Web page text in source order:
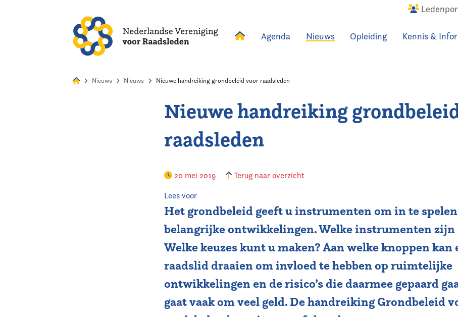
Agenda Nieuws Opleiding Kennis &
Nieuws Nieuws Nieuwe handreiking grondbeleid voor raadsleden
Nieuwe handreiking
raadsleden
20 mei 2019 Terug naar overzicht
Lees voor
Het grondbeleid geeft u instrumenten om in te spelen
belangrijke ontwikkelingen. Welke instrumenten zijn
Welke keuzes kunt u maken? Aan welke knoppen kan
raadslid draaien om invloed te hebben op ruimtelijke
ontwikkelingen en de risico’s die daarmee gepaard
gaat vaak om veel geld. De handreiking Grondbeleid